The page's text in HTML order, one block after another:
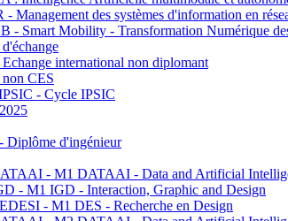
- Management des systèmes d'information en
- Smart Mobility - Transformation Numérique
international non diplomant
CES
- Cycle IPSIC
Diplôme d'ingénieur
- M1 DATAAI - Data and Artificial
- M1 IGD - Interaction, Graphic and Design
- M1 DES - Recherche en Design